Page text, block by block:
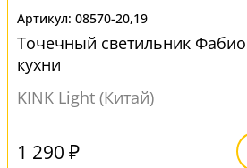
08570-20,19
Точечный светильник Фабио
кухни
KINK Light (Китай)
1 290 ₽